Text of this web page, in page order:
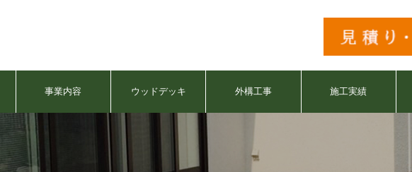
事業内容 ウッドデッキ 外構工事 施工実績